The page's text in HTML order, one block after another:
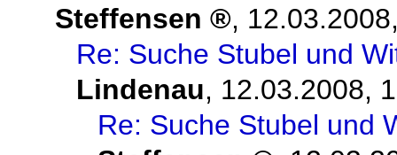
Steffensen
,
Re: Suche Stubel und
Lindenau, 12.03.2008,
Re: Suche Stubel und